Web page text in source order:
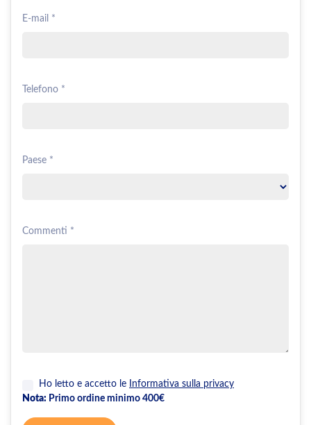
E-mail *
Telefono *
Paese *
Commenti *
Ho letto e accetto le
Informativa sulla privacy
Nota: Primo ordine minimo 400€